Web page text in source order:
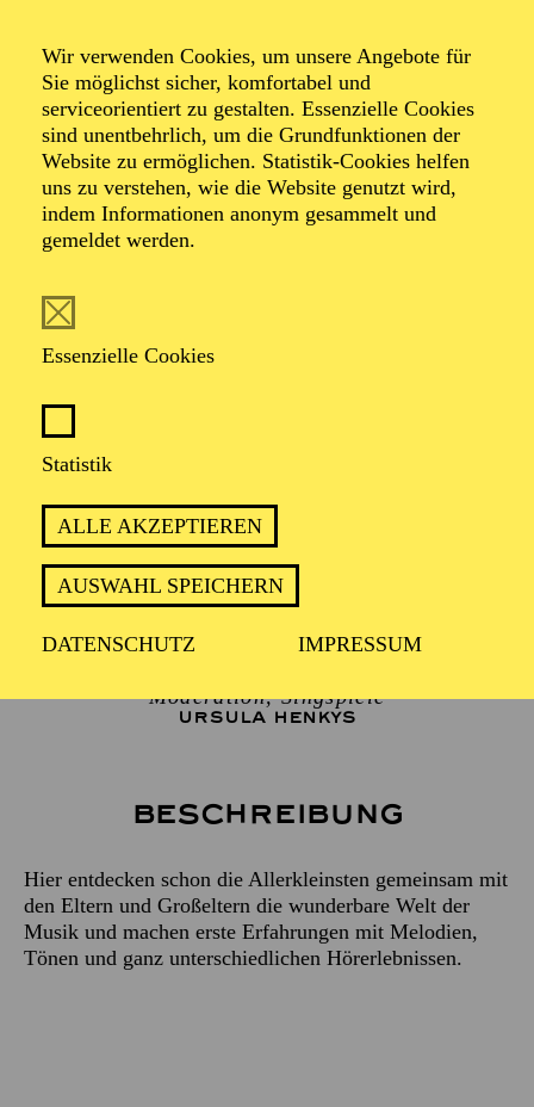
Wir verwenden Cookies, um unsere Angebote für
Sie möglichst sicher, komfortabel und
serviceorientiert zu gestalten. Essenzielle Cookies
sind unentbehrlich, um die Grundfunktionen der
Website zu ermöglichen. Statistik-Cookies helfen
uns zu verstehen, wie die Website genutzt wird,
indem Informationen anonym gesammelt und
gemeldet werden.
Essenzielle Cookies
Statistik
ALLE AKZEPTIEREN
AUSWAHL SPEICHERN
DATENSCHUTZ IMPRESSUM
TERMIN
Mittwoch 2. Dezember 2026
Donnerstag 3. Dezember 2026
Für Babys bis 1 Jahr
VID JELENC
Horn
LAURA PEINADO OBRADOR
NAIN REINA
Moderation, Singspiele
URSULA HENKYS
Beschreibung
Hier entdecken schon die Allerkleinsten gemeinsam mit
den Eltern und Großeltern die wunderbare Welt der
Musik und machen erste Erfahrungen mit Melodien,
Tönen und ganz unterschiedlichen Hörerlebnissen.